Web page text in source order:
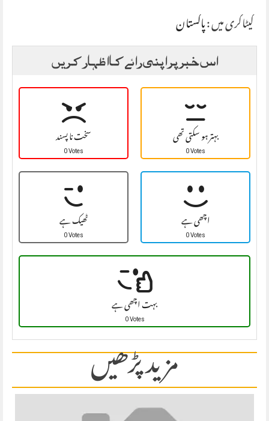
کیٹاگری میں :پاکستان
اس خبر پر اپنی رائے کا اظہار کریں
سخت نا پسند
0 Votes بہتر ہو سکتی تھی
0 Votes
ٹھیک ہے
0 Votes اچھی ہے
0 Votes
بہت اچھی ہے
0 Votes
مزید پڑھیں